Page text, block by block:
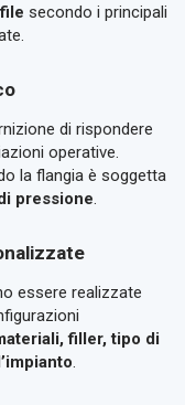
secondo i principali
di rispondere
operative.
la flangia è soggetta
pressione.
essere realizzate
filler, tipo di
.